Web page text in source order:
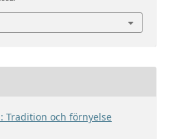
Tradition och förnyelse